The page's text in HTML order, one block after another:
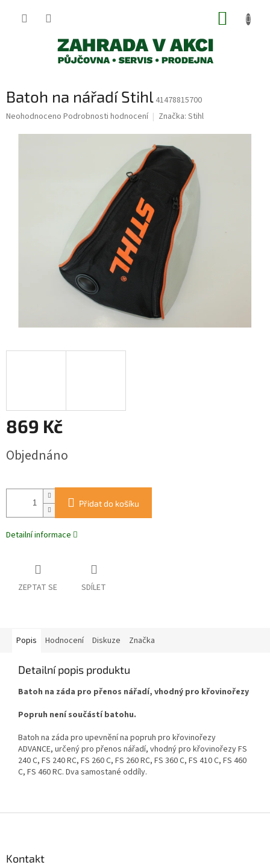
Batoh na nářadí Stihl 41478815700
Průměrné
Neohodnoceno Podrobnosti hodnocení Značka: Stihl
869 Kč
cena:
Objednáno
Přidat do košíku
Detailní informace
ZEPTAT SE SDÍLET
Popis Hodnocení Diskuze Značka
Detailní popis produktu
Batoh na záda pro přenos nářadí, vhodný pro křovinořezy
Popruh není součástí batohu.
Batoh na záda pro upevnění na popruh pro křovinořezy
ADVANCE, určený pro přenos nářadí, vhodný pro křovinořezy FS
240 C, FS 240 RC, FS 260 C, FS 260 RC, FS 360 C, FS 410 C, FS 460
C, FS 460 RC. Dva samostané oddíly.
Kontakt